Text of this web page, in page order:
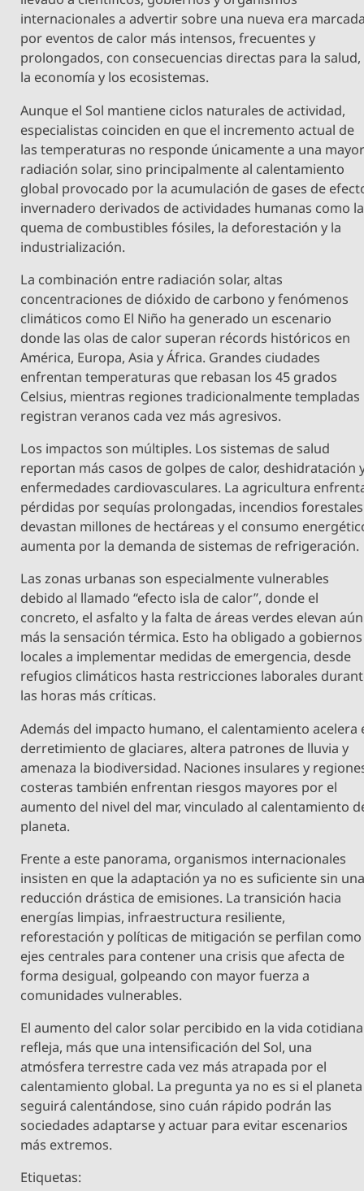
internacionales a advertir sobre una nueva era
por eventos de calor más intensos, frecuentes y
prolongados, con consecuencias directas para la salud,
la economía y los ecosistemas.
Aunque el Sol mantiene ciclos naturales de actividad,
especialistas coinciden en que el incremento actual de
las temperaturas no responde únicamente a una
radiación solar, sino principalmente al calentamiento
global provocado por la acumulación de gases de
invernadero derivados de actividades humanas como la
quema de combustibles fósiles, la deforestación y la
industrialización.
La combinación entre radiación solar, altas
concentraciones de dióxido de carbono y fenómenos
climáticos como El Niño ha generado un escenario
donde las olas de calor superan récords históricos en
América, Europa, Asia y África. Grandes ciudades
enfrentan temperaturas que rebasan los 45 grados
Celsius, mientras regiones tradicionalmente templadas
registran veranos cada vez más agresivos.
Los impactos son múltiples. Los sistemas de salud
reportan más casos de golpes de calor, deshidratación
enfermedades cardiovasculares. La agricultura
pérdidas por sequías prolongadas, incendios forestales
devastan millones de hectáreas y el consumo
aumenta por la demanda de sistemas de refrigeración.
Las zonas urbanas son especialmente vulnerables
debido al llamado “efecto isla de calor”, donde el
concreto, el asfalto y la falta de áreas verdes elevan aún
más la sensación térmica. Esto ha obligado a gobiernos
locales a implementar medidas de emergencia, desde
refugios climáticos hasta restricciones laborales
las horas más críticas.
Además del impacto humano, el calentamiento acelera
derretimiento de glaciares, altera patrones de lluvia y
amenaza la biodiversidad. Naciones insulares y
costeras también enfrentan riesgos mayores por el
aumento del nivel del mar, vinculado al calentamiento
planeta.
Frente a este panorama, organismos internacionales
insisten en que la adaptación ya no es suficiente sin
reducción drástica de emisiones. La transición hacia
energías limpias, infraestructura resiliente,
reforestación y políticas de mitigación se perfilan como
ejes centrales para contener una crisis que afecta de
forma desigual, golpeando con mayor fuerza a
comunidades vulnerables.
El aumento del calor solar percibido en la vida cotidiana
refleja, más que una intensificación del Sol, una
atmósfera terrestre cada vez más atrapada por el
calentamiento global. La pregunta ya no es si el planeta
seguirá calentándose, sino cuán rápido podrán las
sociedades adaptarse y actuar para evitar escenarios
más extremos.
Etiquetas: